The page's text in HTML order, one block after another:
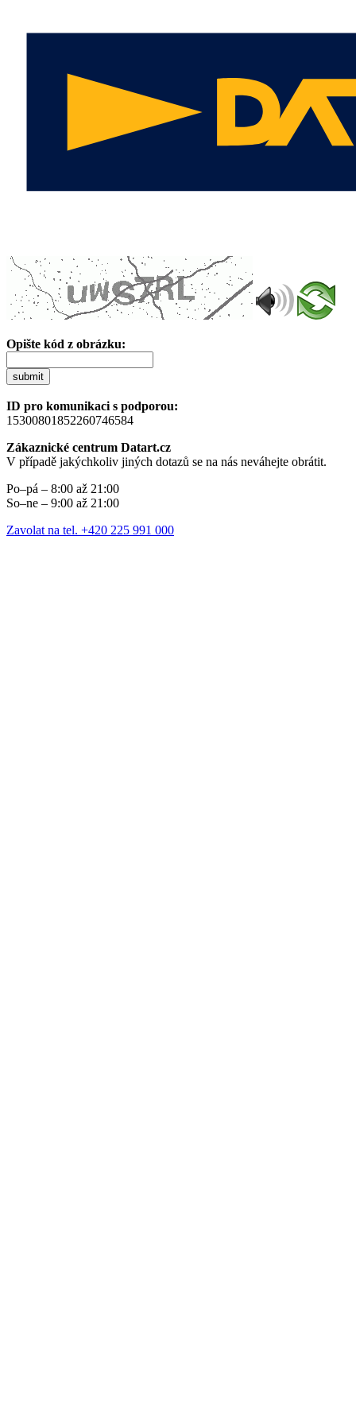
Opište kód z obrázku:
submit
ID pro komunikaci s podporou:
15300801852260746584
Zákaznické centrum Datart.cz
V případě jakýchkoliv jiných dotazů se na nás neváhejte obrátit.
Po–pá – 8:00 až 21:00
So–ne – 9:00 až 21:00
Zavolat na tel. +420 225 991 000